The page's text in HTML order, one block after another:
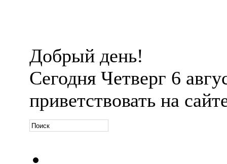
Добрый день!
Сегодня Четверг 6
приветствовать на